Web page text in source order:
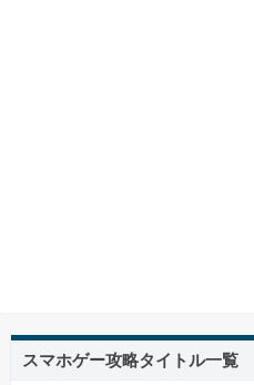
スマホゲー攻略タイトル一覧